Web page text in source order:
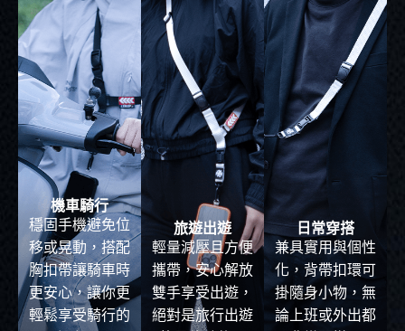
穩固手機避免位
移或晃動，搭配
胸扣帶讓騎車時
更安心，讓你更
輕鬆享受騎行的
機車騎行
輕量減壓且方便
攜帶，安心解放
雙手享受出遊，
絕對是旅行出遊
旅遊出遊
兼具實用與個性
化，背帶扣環可
掛隨身小物，無
論上班或外出都
日常穿搭